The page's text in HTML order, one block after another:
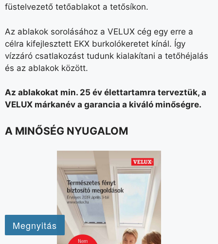
füstelvezető tetőablakot a tetősíkon.
Az ablakok sorolásához a VELUX cég egy erre a
célra kifejlesztett EKX burkolókeretet kínál. Így
vízzáró csatlakozást tudunk kialakítani a tetőhéjalás
és az ablakok között.
Az ablakokat min. 25 év élettartamra terveztük, a
VELUX márkanév a garancia a kiváló minőségre.
A MINŐSÉG NYUGALOM